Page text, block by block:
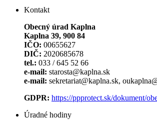
Kontakt
Obecný úrad Kaplna
Kaplna 39, 900 84
IČO: 00655627
DIČ: 2020685678
tel.: 033 / 645 52 66
e-mail: starosta@kaplna.sk
e-mail: sekretariat@kaplna.sk,
GDPR: https://ppprotect.sk/dokument/
Úradné hodiny